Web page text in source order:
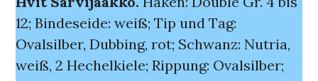
12; Bindeseide: weiß; Tip und Tag:
Ovalsilber, Dubbing, rot; Schwanz: Nutria,
weiß, 2 Hechelkiele; Rippung: Ovalsilber;